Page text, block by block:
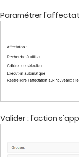
Paramétrer
Valider : l'action